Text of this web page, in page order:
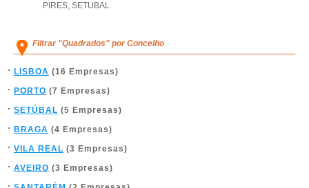
PIRES, SETUBAL
Filtrar "Quadrados" por Concelho
LISBOA (16 Empresas)
PORTO (7 Empresas)
SETÚBAL (5 Empresas)
BRAGA (4 Empresas)
VILA REAL (3 Empresas)
AVEIRO (3 Empresas)